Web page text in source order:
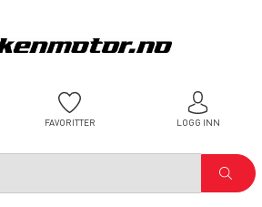
FAVORITTER LOGG INN